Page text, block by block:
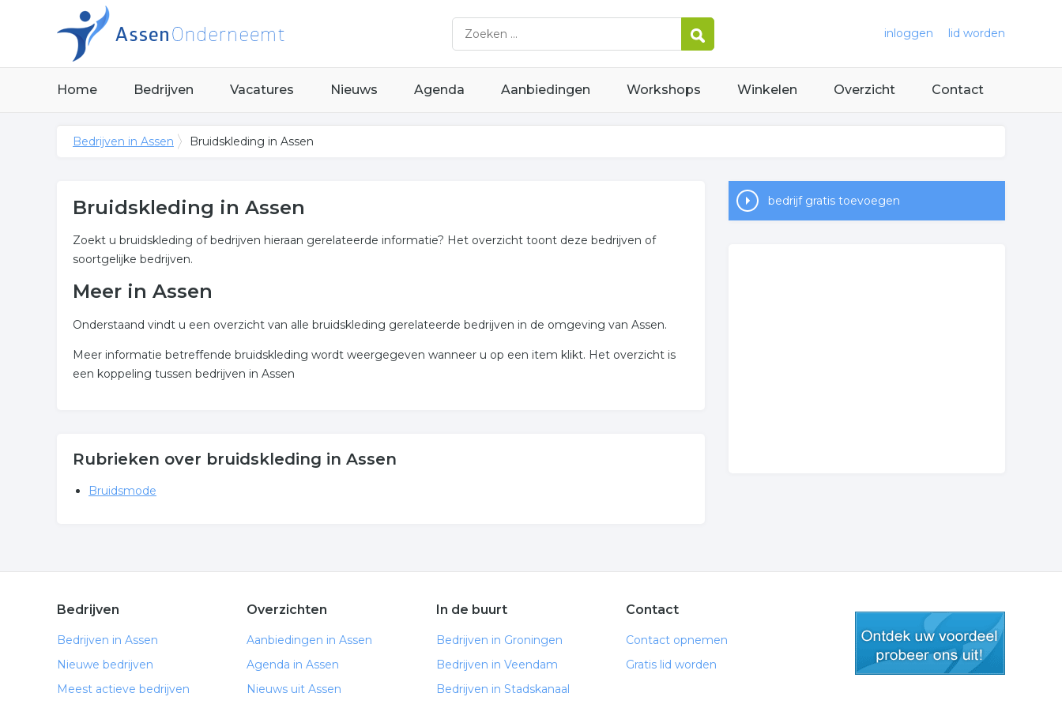
inloggen lid worden
Home Bedrijven Vacatures Nieuws Agenda Aanbiedingen Workshops Winkelen Overzicht Contact
Bedrijven in Assen Bruidskleding in Assen
Bruidskleding in Assen
Zoekt u bruidskleding of bedrijven hieraan gerelateerde informatie? Het overzicht toont deze bedrijven of
soortgelijke bedrijven.
Meer in Assen
Onderstaand vindt u een overzicht van alle bruidskleding gerelateerde bedrijven in de omgeving van Assen.
Meer informatie betreffende bruidskleding wordt weergegeven wanneer u op een item klikt. Het overzicht is
een koppeling tussen bedrijven in Assen
Rubrieken over bruidskleding in Assen
Bruidsmode
bedrijf gratis toevoegen
Bedrijven
Bedrijven in Assen
Nieuwe bedrijven
Meest actieve bedrijven
Overzichten
Aanbiedingen in Assen
Agenda in Assen
Nieuws uit Assen
In de buurt
Bedrijven in Groningen
Bedrijven in Veendam
Bedrijven in Stadskanaal
Contact
Contact opnemen
Gratis lid worden